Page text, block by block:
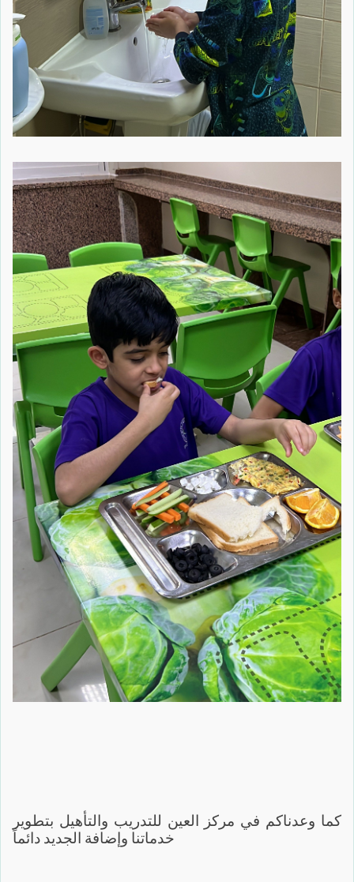
كما وعدناكم في مركز العين للتدريب والتأهيل بتطوير
خدماتنا وإضافة الجديد دائماً